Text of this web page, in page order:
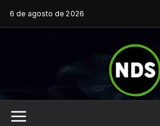
Saltar
al
6 de agosto de 2026